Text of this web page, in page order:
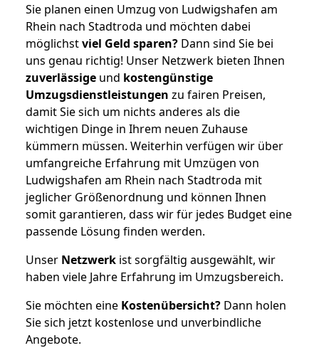
Sie planen einen Umzug von Ludwigshafen am
Rhein nach Stadtroda und möchten dabei
möglichstviel Geld sparen? Dann sind Sie bei
uns genau richtig! Unser Netzwerk bieten Ihnen
zuverlässige und kostengünstige
Umzugsdienstleistungen zu fairen Preisen,
damit Sie sich um nichts anderes als die
wichtigen Dinge in Ihrem neuen Zuhause
kümmern müssen. Weiterhin verfügen wir über
umfangreiche Erfahrung mit Umzügen von
Ludwigshafen am Rhein nach Stadtroda mit
jeglicher Größenordnung und können Ihnen
somit garantieren, dass wir für jedes Budget eine
passende Lösung finden werden.
Unser Netzwerk ist sorgfältig ausgewählt, wir
haben viele Jahre Erfahrung im Umzugsbereich.
Sie möchten eine Kostenübersicht? Dann holen
Sie sich jetzt kostenlose und unverbindliche
Angebote.